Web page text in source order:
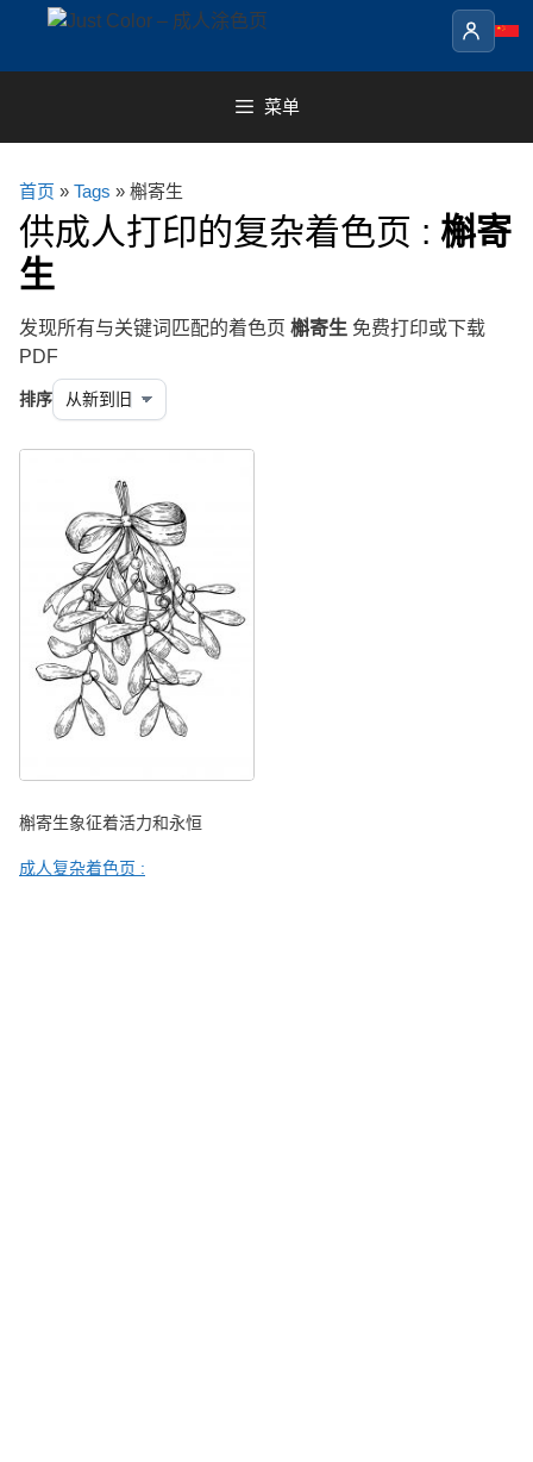
content
菜单
首页 » Tags » 槲寄生
供成人打印的复杂着色页 : 槲寄
生
发现所有与关键词匹配的着色页 槲寄生 免费打印或下载
PDF
排序
槲寄生象征着活力和永恒
成人复杂着色页 :